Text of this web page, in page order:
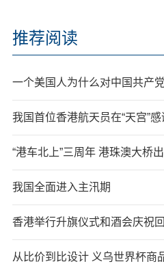
推荐阅读
一个美国人为什么对中国共产
我国首位香港航天员在“天宫”
“港车北上”三周年 港珠澳大桥
我国全面进入主汛期
香港举行升旗仪式和酒会庆祝
从比价到比设计 义乌世界杯商